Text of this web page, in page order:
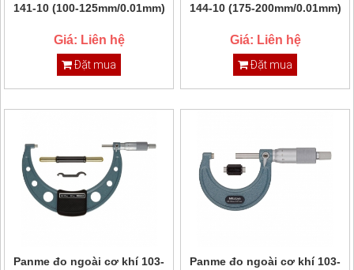
141-10 (100-125mm/0.01mm)
Giá: Liên hệ
Đặt mua
144-10 (175-200mm/0.01mm)
Giá: Liên hệ
Đặt mua
Panme đo ngoài cơ khí 103-
Panme đo ngoài cơ khí 103-